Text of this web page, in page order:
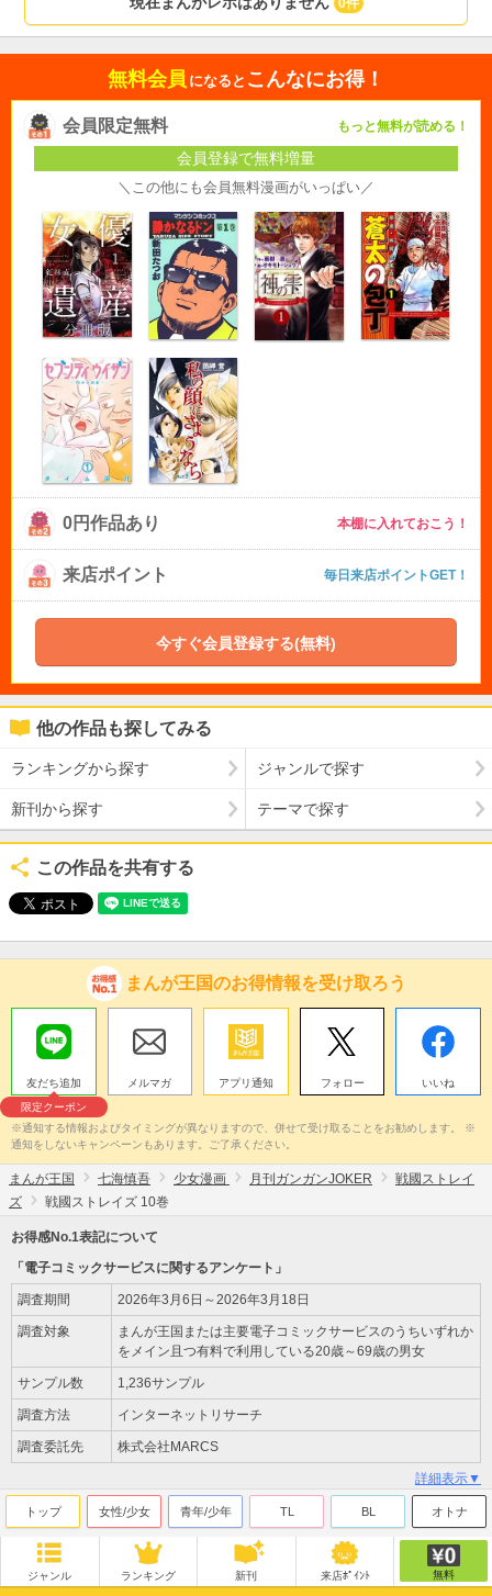
0件
無料会員 になると こんなにお得！
会員限定無料 もっと無料が読める！
会員登録で無料増量
＼この他にも会員無料漫画がいっぱい／
0円作品あり 本棚に入れておこう！
来店ポイント 毎日来店ポイントGET！
今すぐ会員登録する(無料)
他の作品も探してみる
ランキングから探す ジャンルで探す
新刊から探す テーマで探す
この作品を共有する
まんが王国のお得情報を受け取ろう
友だち追加
限定クーポン
メルマガ アプリ通知 フォロー いいね
※通知する情報およびタイミングが異なりますので、併せて受け取ることをお勧めします。 ※
通知をしないキャンペーンもあります。ご了承ください。
まんが王国 七海慎吾 少女漫画 月刊ガンガンJOKER
戦國ストレイ
ズ
戦國ストレイズ 10巻
お得感No.1表記について
「電子コミックサービスに関するアンケート」
調査期間 2026年3月6日～2026年3月18日
調査対象
まんが王国または主要電子コミックサービスのうちいずれか
をメイン且つ有料で利用している20歳～69歳の男女
サンプル数 1,236サンプル
調査方法 インターネットリサーチ
調査委託先 株式会社MARCS
詳細表示▼
トップ 女性/少女 青年/少年 TL BL オトナ
ジャンル ランキング 新刊 来店ﾎﾟｲﾝﾄ 無料